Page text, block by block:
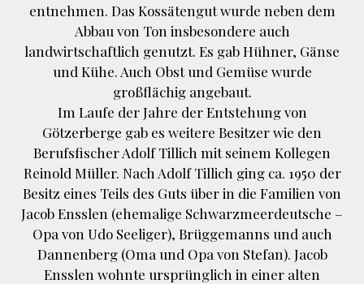
entnehmen. Das Kossätengut wurde neben dem
Abbau von Ton insbesondere auch
landwirtschaftlich genutzt. Es gab Hühner, Gänse
und Kühe. Auch Obst und Gemüse wurde
großflächig angebaut.
Im Laufe der Jahre der Entstehung von
Götzerberge gab es weitere Besitzer wie den
Berufsfischer Adolf Tillich mit seinem Kollegen
Reinold Müller. Nach Adolf Tillich ging ca. 1950 der
Besitz eines Teils des Guts über in die Familien von
Jacob Ensslen (ehemalige Schwarzmeerdeutsche –
Opa von Udo Seeliger), Brüggemanns und auch
Dannenberg (Oma und Opa von Stefan). Jacob
Ensslen wohnte ursprünglich in einer alten